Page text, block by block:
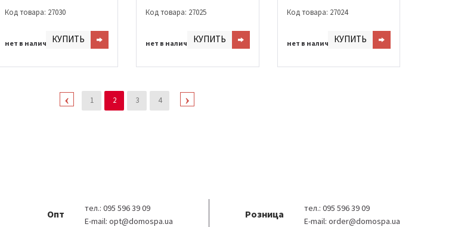
Код товара: 27030
нет в наличииКУПИТЬ
Код товара: 27025
нет в наличииКУПИТЬ
Код товара: 27024
нет в наличииКУПИТЬ
1 2 3 4
Опт
тел.: 095 596 39 09
E-mail: opt@domospa.ua
Розница
тел.: 095 596 39 09
E-mail: order@domospa.ua